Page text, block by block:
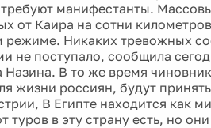
требуют манифестанты.
от Каира на сотни
Никаких тревожных
не поступало, сообщила
В то же время
жизни россиян, будут
В Египте находится как
туров в эту страну есть, но